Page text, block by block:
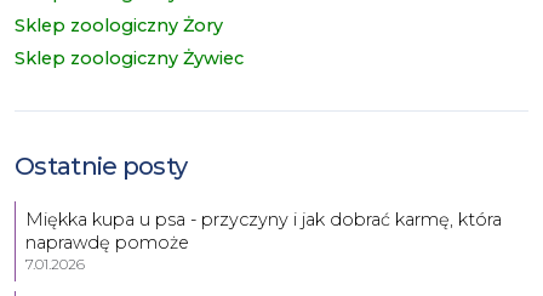
Sklep zoologiczny Żory
Sklep zoologiczny Żywiec
Ostatnie posty
Miękka kupa u psa - przyczyny i jak dobrać karmę, która
naprawdę pomoże
7.01.2026